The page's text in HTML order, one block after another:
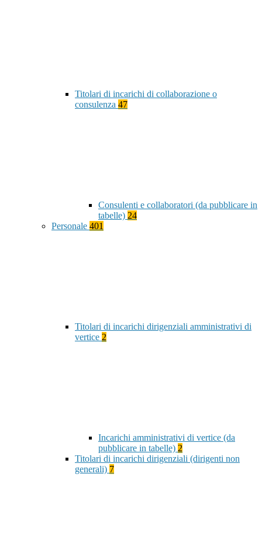
Titolari di incarichi di collaborazione o
consulenza 47
Consulenti e collaboratori (da pubblicare in
tabelle) 24
Personale 401
Titolari di incarichi dirigenziali amministrativi di
vertice 2
Incarichi amministrativi di vertice (da
pubblicare in tabelle) 2
Titolari di incarichi dirigenziali (dirigenti non
generali) 7